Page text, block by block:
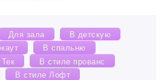
Для зала
В детскую
В спальню
В стиле прованс
В стиле Лофт